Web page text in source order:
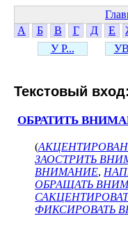
А
Б В Г Д Е
У Р...
Текстовый вход:
ОБРАТИТЬ
(
ЗАОСТРИТЬ
ВНИМАНИЕ,
ОБРАЩАТЬ
ФИКСИРОВАТЬ